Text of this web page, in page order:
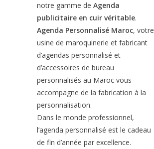
notre gamme de Agenda
publicitaire en cuir véritable.
Agenda Personnalisé Maroc, votre
usine de maroquinerie et fabricant
d’agendas personnalisé et
d’accessoires de bureau
personnalisés au Maroc vous
accompagne de la fabrication à la
personnalisation.
Dans le monde professionnel,
l’agenda personnalisé est le cadeau
de fin d’année par excellence.